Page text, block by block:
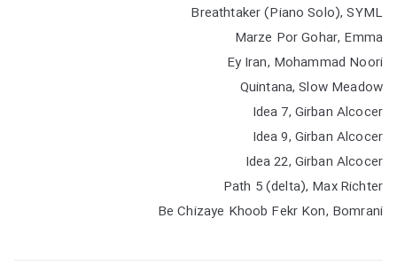
Breathtaker (Piano Solo), SYML
Marze Por Gohar, Emma
Ey Iran, Mohammad Noori
Quintana, Slow Meadow
Idea 7, Girban Alcocer
Idea 9, Girban Alcocer
Idea 22, Girban Alcocer
Path 5 (delta), Max Richter
Be Chizaye Khoob Fekr Kon, Bomrani